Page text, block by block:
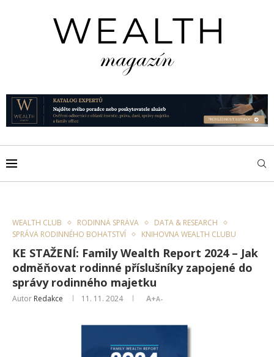
WEALTH CLUB RODINNÁ SPRÁVA
DATA & RESEARCH
SPRÁVA RODINNÉHO BOHATSTVÍ
KNIHOVNA WEALTH CLUBU
KE STAŽENÍ: Family Wealth Report 2024 – Jak
odměňovat rodinné příslušníky zapojené do
správy rodinného majetku
Autor Redakce 11. 11. 2024 A+A-